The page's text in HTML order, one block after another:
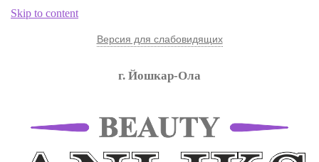
Skip to content
Версия для слабовидящих
г. Йошкар-Ола